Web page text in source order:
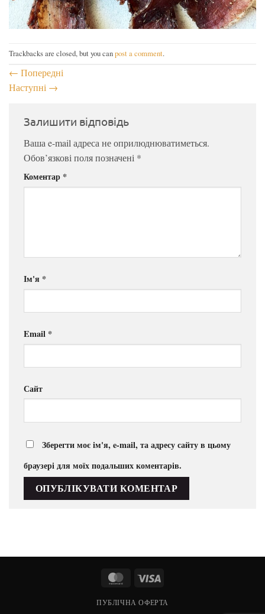
Trackbacks are closed, but you canpost a comment.
← Попередні
Наступні →
Залишити відповідь
Ваша e-mail адреса не оприлюднюватиметься.
Обов’язкові поля позначені *
Коментар *
Ім'я *
Email *
Сайт
Зберегти моє ім'я, e-mail, та адресу сайту в цьому
браузері для моїх подальших коментарів.
MasterCard
ПУБЛІЧНА ОФЕРТА